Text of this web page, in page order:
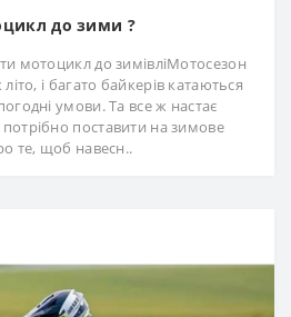
до зими ?
мотоцикл до зимівліМотосезон
і багато байкерів катаються
умови. Та все ж настає
поставити на зимове
те, щоб навесн..